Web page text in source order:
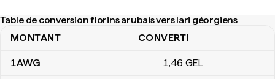
Table de conversion florins arubais vers lari géorgiens
Table de conversion florins arubais vers lari géorgiens
MONTANT CONVERTI
1AWG 1,46 GEL